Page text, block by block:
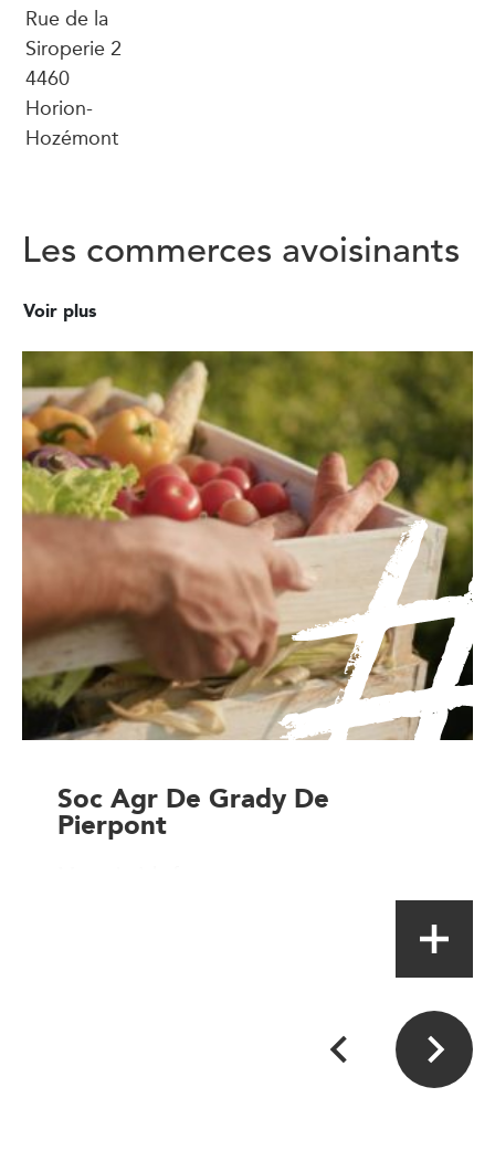
Rue de la
Siroperie 2
4460
Horion-
Hozémont
Les commerces avoisinants
Voir plus
Soc Agr De Grady De
Pierpont